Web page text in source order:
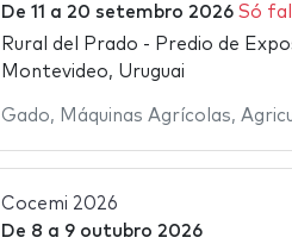
De 11 a 20 setembro 2026 Só
Rural del Prado - Predio de
Montevideo, Uruguai
Gado, Máquinas Agrícolas,
Cocemi 2026
De 8 a 9 outubro 2026